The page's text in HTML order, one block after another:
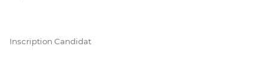
Inscription Candidat